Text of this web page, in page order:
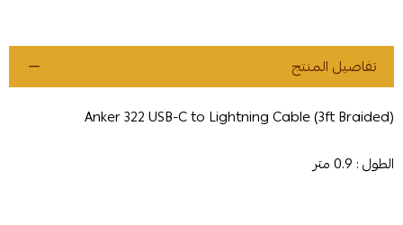
تفاصيل المنتج
Anker 322 USB-C to Lightning Cable (3ft Braided)
الطول : 0.9 متر